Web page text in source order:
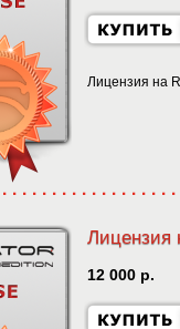
Лицензия на
Лицензия
12 000 р.